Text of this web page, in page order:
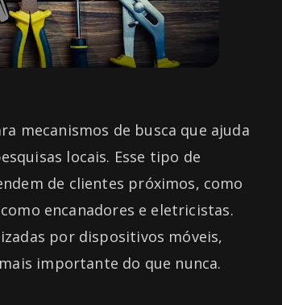
mecanismos de busca que ajuda
locais. Esse tipo de
de clientes próximos, como
encanadores e eletricistas.
por dispositivos móveis,
importante do que nunca.